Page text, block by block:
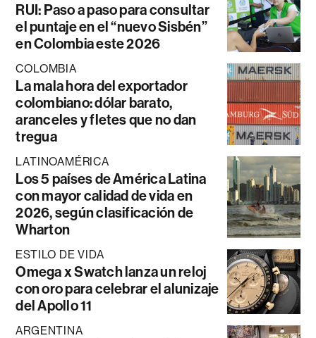
RUI: Paso a paso para consultar
el puntaje en el “nuevo Sisbén”
en Colombia este 2026
COLOMBIA
La mala hora del exportador
colombiano: dólar barato,
aranceles y fletes que no dan
tregua
LATINOAMÉRICA
Los 5 países de América Latina
con mayor calidad de vida en
2026, según clasificación de
Wharton
ESTILO DE VIDA
Omega x Swatch lanza un reloj
con oro para celebrar el alunizaje
del Apollo 11
ARGENTINA